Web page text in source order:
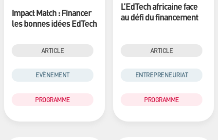
Impact Match : Financer
les bonnes idées EdTech
ARTICLE
EVÈNEMENT
PROGRAMME
L’EdTech africaine face
au défi du financement
ARTICLE
ENTREPRENEURIAT
PROGRAMME